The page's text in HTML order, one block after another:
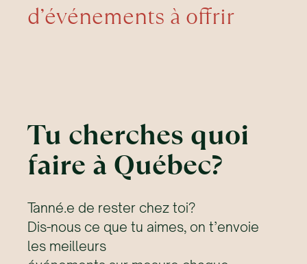
d’événements à offrir
Tu cherches quoi
faire à Québec?
Tanné.e de rester chez toi?
Dis-nous ce que tu aimes, on t’envoie
les meilleurs